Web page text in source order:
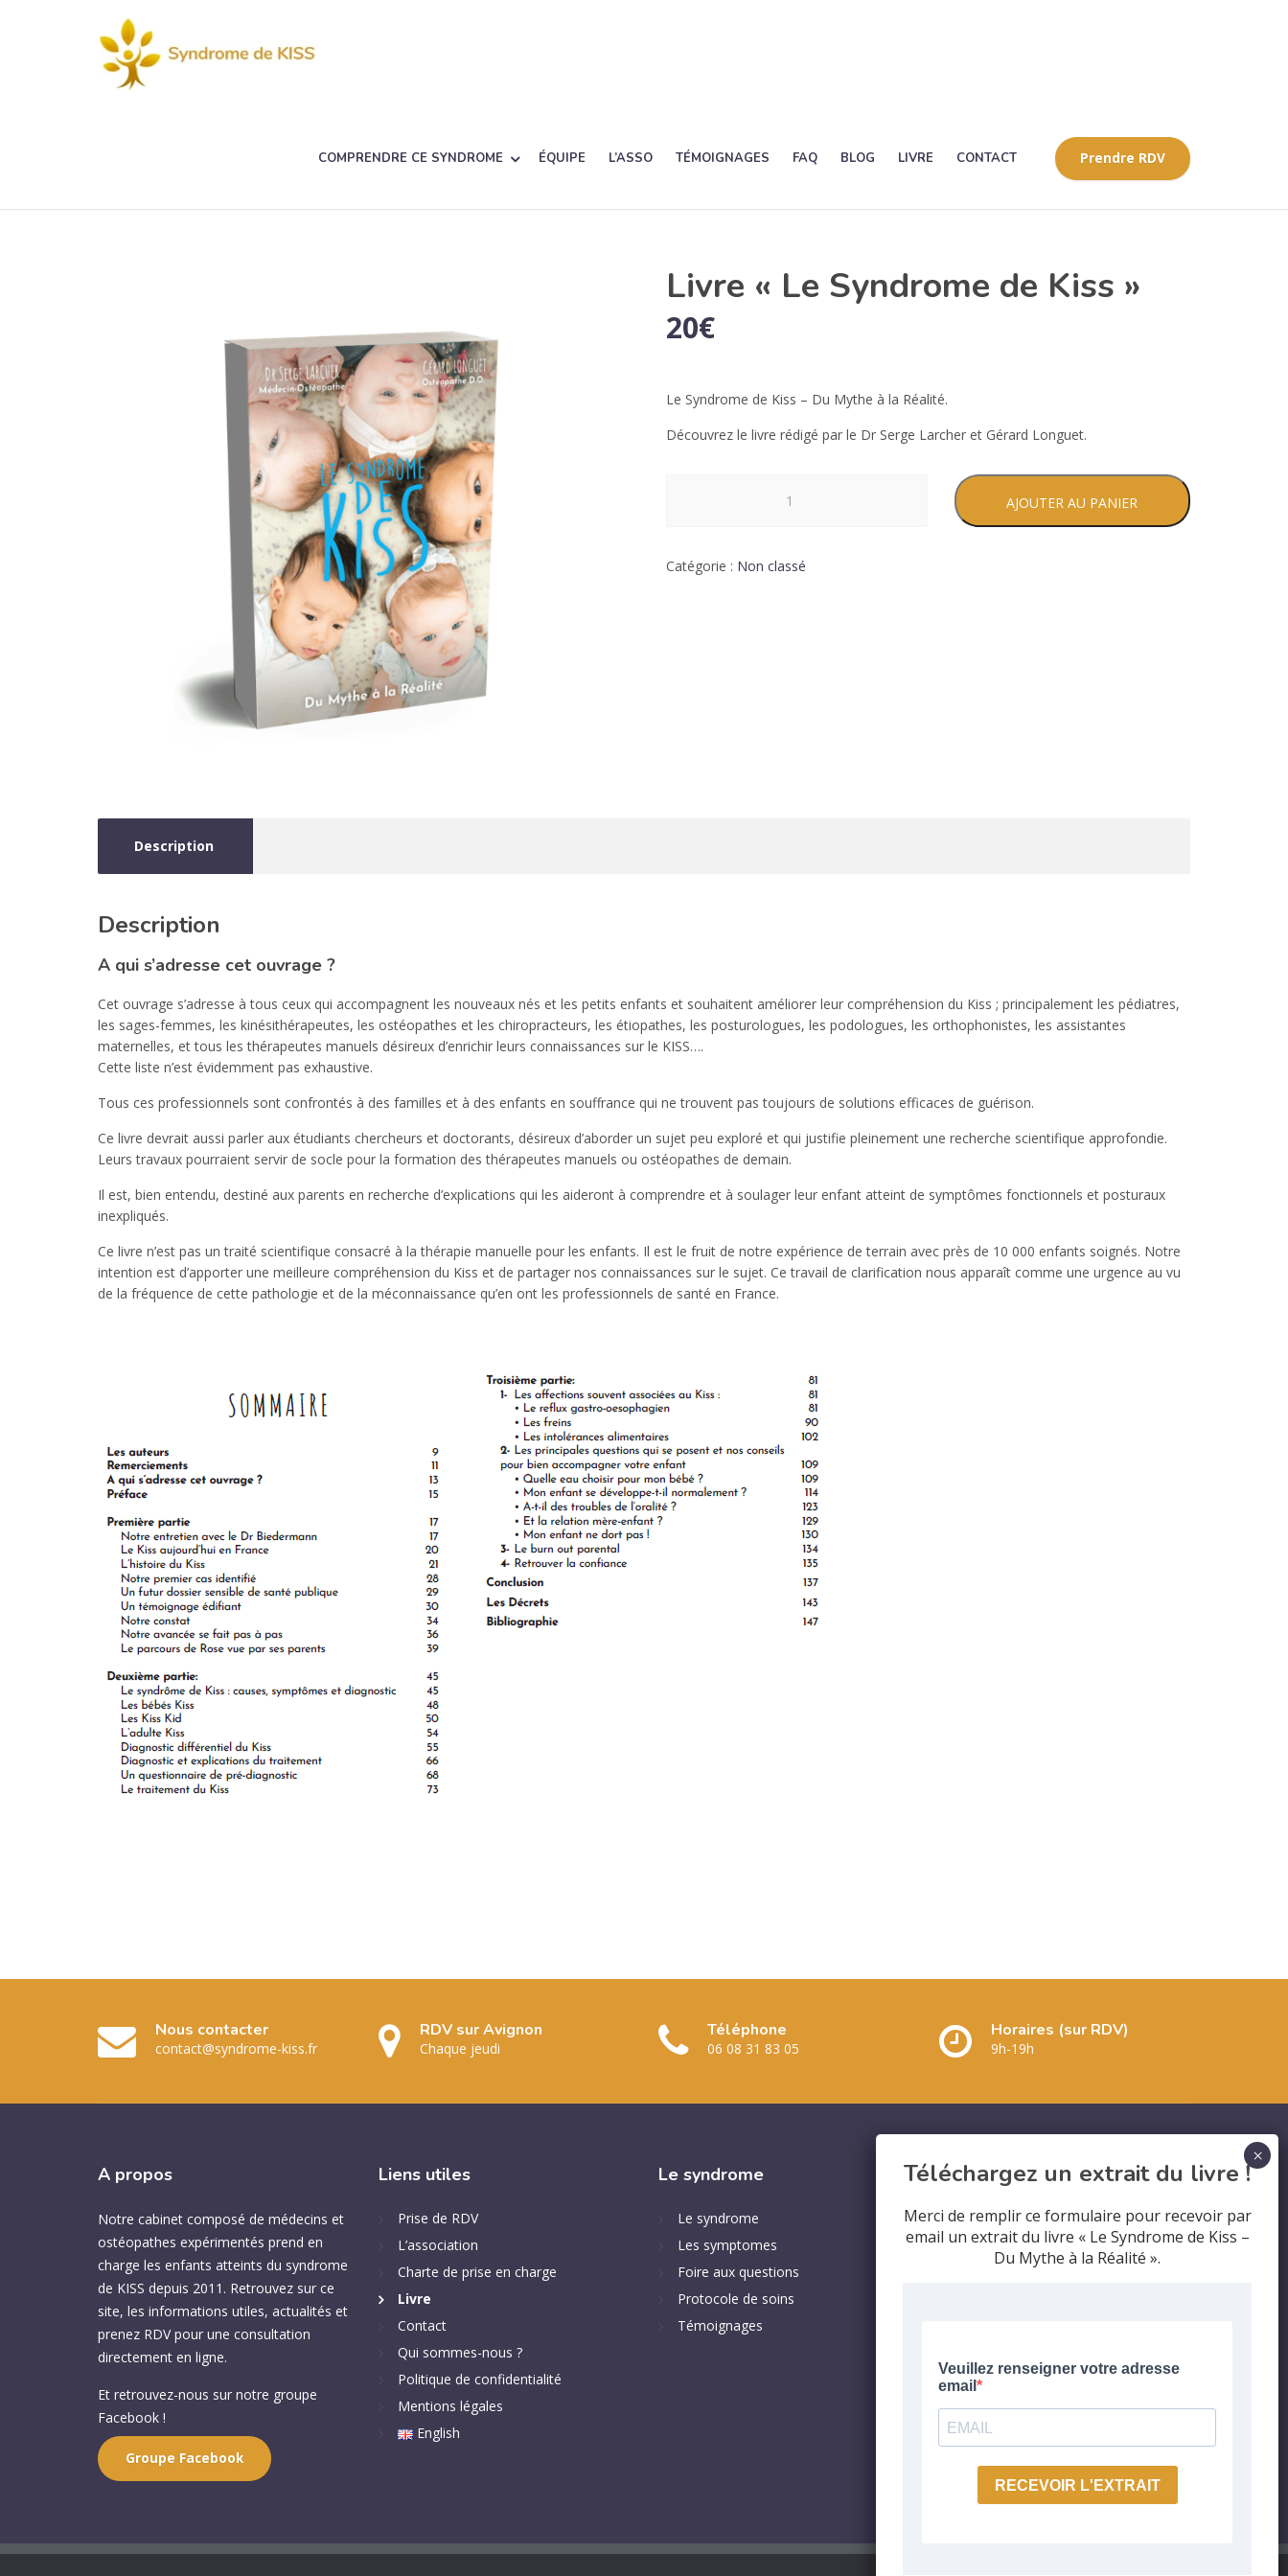
COMPRENDRE CE SYNDROME ÉQUIPE L’ASSO TÉMOIGNAGES FAQ BLOG LIVRE CONTACT Prendre RDV
Livre « Le Syndrome de Kiss »
20€
Le Syndrome de Kiss – Du Mythe à la Réalité.
Découvrez le livre rédigé par le Dr Serge Larcher et Gérard Longuet.
Syndrome
AJOUTER AU PANIER
Catégorie : Non classé
Description
Description
A qui s’adresse cet ouvrage ?
Cet ouvrage s’adresse à tous ceux qui accompagnent les nouveaux nés et les petits enfants et souhaitent améliorer leur compréhension du Kiss ; principalement les pédiatres,
les sages-femmes, les kinésithérapeutes, les ostéopathes et les chiropracteurs, les étiopathes, les posturologues, les podologues, les orthophonistes, les assistantes
maternelles, et tous les thérapeutes manuels désireux d’enrichir leurs connaissances sur le KISS….
Cette liste n’est évidemment pas exhaustive.
Tous ces professionnels sont confrontés à des familles et à des enfants en souffrance qui ne trouvent pas toujours de solutions efficaces de guérison.
Ce livre devrait aussi parler aux étudiants chercheurs et doctorants, désireux d’aborder un sujet peu exploré et qui justifie pleinement une recherche scientifique approfondie.
Leurs travaux pourraient servir de socle pour la formation des thérapeutes manuels ou ostéopathes de demain.
Il est, bien entendu, destiné aux parents en recherche d’explications qui les aideront à comprendre et à soulager leur enfant atteint de symptômes fonctionnels et posturaux
inexpliqués.
Ce livre n’est pas un traité scientifique consacré à la thérapie manuelle pour les enfants. Il est le fruit de notre expérience de terrain avec près de 10 000 enfants soignés. Notre
intention est d’apporter une meilleure compréhension du Kiss et de partager nos connaissances sur le sujet. Ce travail de clarification nous apparaît comme une urgence au vu
de la fréquence de cette pathologie et de la méconnaissance qu’en ont les professionnels de santé en France.
Nous contacter
contact@syndrome-kiss.fr
RDV sur Avignon
Chaque jeudi
Téléphone
06 08 31 83 05
Horaires (sur RDV)
9h-19h
A propos
Notre cabinet composé de médecins et
ostéopathes expérimentés prend en
charge les enfants atteints du syndrome
de KISS depuis 2011. Retrouvez sur ce
site, les informations utiles, actualités et
prenez RDV pour une consultation
directement en ligne.
Et retrouvez-nous sur notre groupe
Facebook !
Groupe Facebook
Liens utiles
Prise de RDV
L’association
Charte de prise en charge
Livre
Contact
Qui sommes-nous ?
Politique de confidentialité
Mentions légales
English
Le syndrome
Le syndrome
Les symptomes
Foire aux questions
Protocole de soins
Témoignages
Téléchargez un extrait du livre !
Merci de remplir ce formulaire pour recevoir par
email un extrait du livre « Le Syndrome de Kiss –
Du Mythe à la Réalité ».